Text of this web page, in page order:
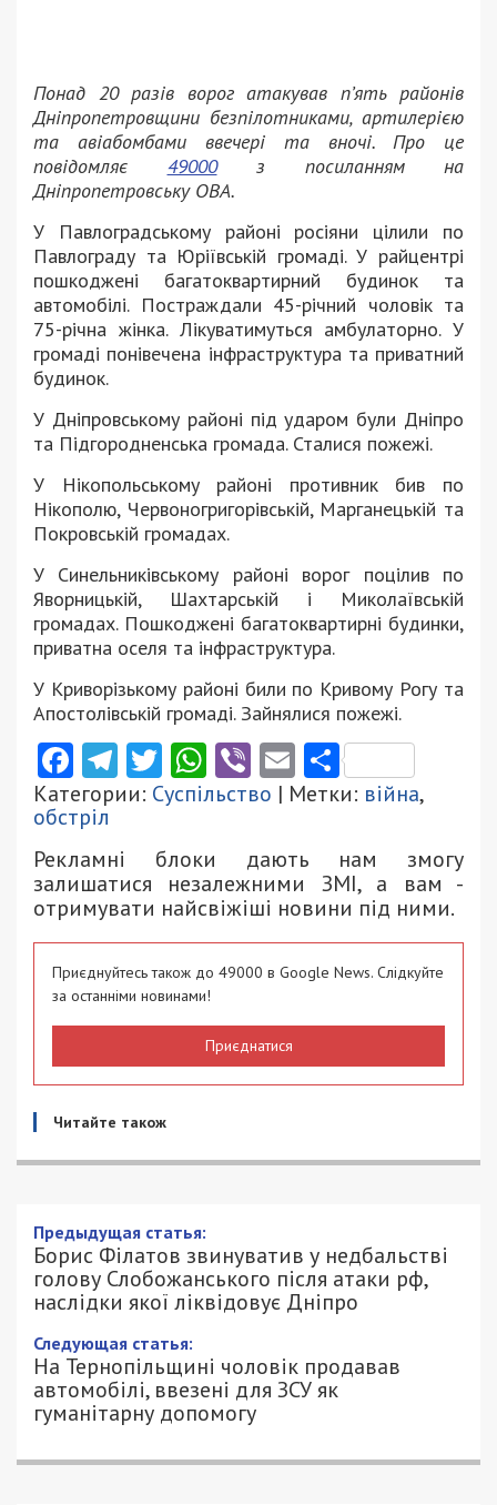
Понад 20 разів ворог атакував п’ять районів
Дніпропетровщини безпілотниками, артилерією
та авіабомбами ввечері та вночі. Про це
повідомляє 49000з посиланням на
Дніпропетровську ОВА.
У Павлоградському районі росіяни цілили по
Павлограду та Юріївській громаді. У райцентрі
пошкоджені багатоквартирний будинок та
автомобілі. Постраждали 45-річний чоловік та
75-річна жінка. Лікуватимуться амбулаторно. У
громаді понівечена інфраструктура та приватний
будинок.
У Дніпровському районі під ударом були Дніпро
та Підгородненська громада. Сталися пожежі.
У Нікопольському районі противник бив по
Нікополю, Червоногригорівській, Марганецькій та
Покровській громадах.
У Синельниківському районі ворог поцілив по
Яворницькій, Шахтарській і Миколаївській
громадах. Пошкоджені багатоквартирні будинки,
приватна оселя та інфраструктура.
У Криворізькому районі били по Кривому Рогу та
Апостолівській громаді. Зайнялися пожежі.
Facebook
Telegram
Twitter
WhatsApp
ViberEmail
Категории: Суспільство | Метки: війна,
обстріл
Рекламні блоки дають нам змогу
залишатися незалежними ЗМІ, а вам -
отримувати найсвіжіші новини під ними.
Приєднуйтесь також до 49000 в Google News. Слідкуйте
за останніми новинами!
Приєднатися
Читайте також
Предыдущая статья:
Борис Філатов звинуватив у недбальстві
голову Слобожанського після атаки рф,
наслідки якої ліквідовує Дніпро
Следующая статья:
На Тернопільщині чоловік продавав
автомобілі, ввезені для ЗСУ як
гуманітарну допомогу